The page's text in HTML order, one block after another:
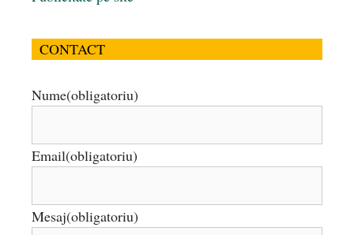
CONTACT
Nume(obligatoriu)
Email(obligatoriu)
Mesaj(obligatoriu)